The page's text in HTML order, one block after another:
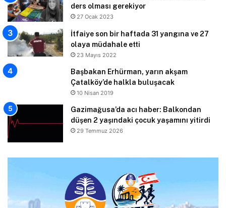
ders olması gerekiyor
27 Ocak 2023
İtfaiye son bir haftada 31 yangına ve 27
olaya müdahale etti
23 Mayıs 2022
Başbakan Erhürman, yarın akşam
Çatalköy’de halkla buluşacak
10 Nisan 2019
Gazimağusa’da acı haber: Balkondan
düşen 2 yaşındaki çocuk yaşamını yitirdi
29 Temmuz 2026